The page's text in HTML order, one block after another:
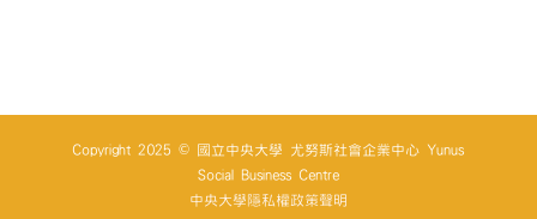
Copyright 2025 © 國立中央大學 尤努斯社會企業中心 Yunus
Social Business Centre
中央大學隱私權政策聲明